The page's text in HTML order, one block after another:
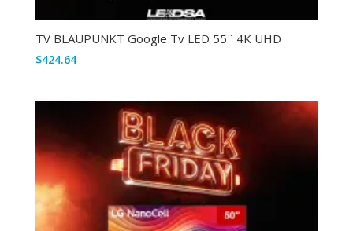
TV BLAUPUNKT Google Tv LED 55¨ 4K UHD
$424.64